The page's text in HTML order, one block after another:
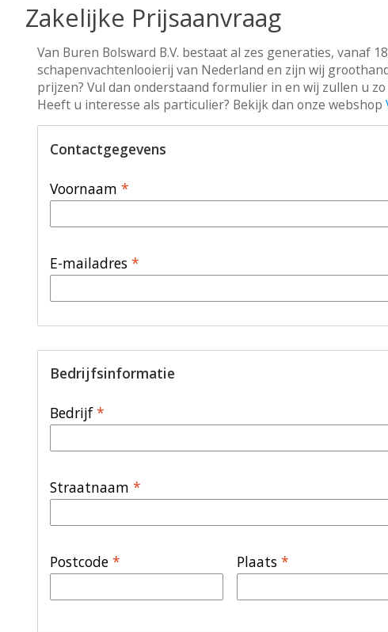
Zakelijke Prijsaanvraag
Van Buren Bolsward B.V. bestaat al zes generaties, vanaf
schapenvachtenlooierij van Nederland en zijn wij
prijzen? Vul dan onderstaand formulier in en wij zullen u
Heeft u interesse als particulier? Bekijk dan onze webshop
Contactgegevens
Voornaam *
E-mailadres *
Bedrijfsinformatie
Bedrijf*
Straatnaam *
Postcode * Plaats*